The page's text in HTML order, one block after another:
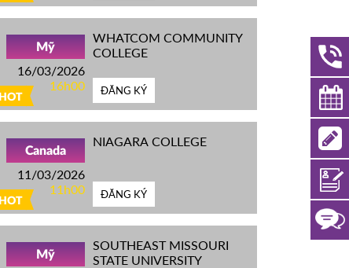
HOT
Mỹ
16/03/2026
16h00
WHATCOM COMMUNITY
COLLEGE
ĐĂNG KÝ
HOT
Canada
11/03/2026
11h00
NIAGARA COLLEGE
ĐĂNG KÝ
Mỹ
SOUTHEAST MISSOURI
STATE UNIVERSITY